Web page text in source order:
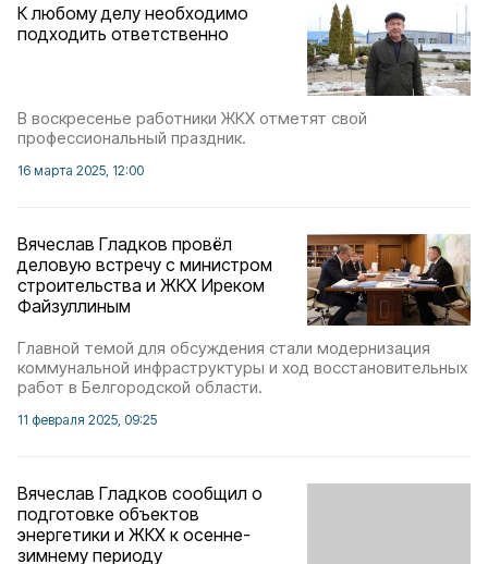
К любому делу необходимо
подходить ответственно
В воскресенье работники ЖКХ отметят свой
профессиональный праздник.
16 марта 2025, 12:00
Вячеслав Гладков провёл
деловую встречу с министром
строительства и ЖКХ Иреком
Файзуллиным
Главной темой для обсуждения стали модернизация
коммунальной инфраструктуры и ход восстановительных
работ в Белгородской области.
11 февраля 2025, 09:25
Вячеслав Гладков сообщил о
подготовке объектов
энергетики и ЖКХ к осенне-
зимнему периоду